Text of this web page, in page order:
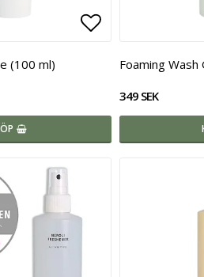
Lägg till i
(100 ml)
Foaming
349 SEK